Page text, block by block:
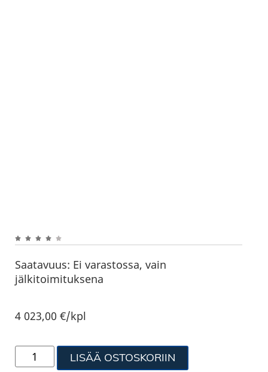
Saatavuus: Ei varastossa, vain
jälkitoimituksena
4 023,00€/kpl
LISÄÄ OSTOSKORIIN